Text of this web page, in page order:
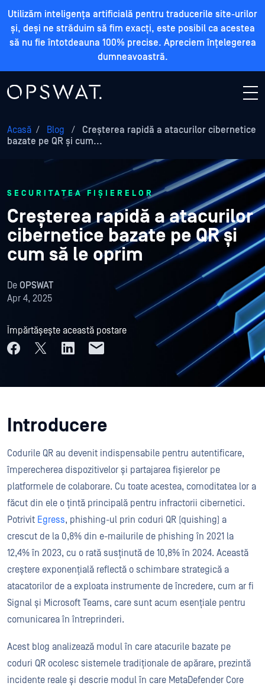
Utilizăm inteligența artificială pentru traducerile site-urilor
și, deși ne străduim să fim exacți, este posibil ca acestea
să nu fie întotdeauna 100% precise. Apreciem înțelegerea
dumneavoastră.
Acasă / Blog /
Creșterea rapidă a atacurilor cibernetice
bazate pe QR și cum...
SECURITATEA FIȘIERELOR
Creșterea rapidă a atacurilor
cibernetice bazate pe QR și
cum să le oprim
De OPSWAT
Apr 4, 2025
Împărtășește această postare
Introducere
Codurile QR au devenit indispensabile pentru autentificare,
împerecherea dispozitivelor și partajarea fișierelor pe
platformele de colaborare. Cu toate acestea, comoditatea lor a
făcut din ele o țintă principală pentru infractorii cibernetici.
Potrivit Egress, phishing-ul prin coduri QR (quishing) a
crescut de la 0,8% din e-mailurile de phishing în 2021 la
12,4% în 2023, cu o rată susținută de 10,8% în 2024. Această
creștere exponențială reflectă o schimbare strategică a
atacatorilor de a exploata instrumente de încredere, cum ar fi
Signal și Microsoft Teams, care sunt acum esențiale pentru
comunicarea în întreprinderi.
Acest blog analizează modul în care atacurile bazate pe
coduri QR ocolesc sistemele tradiționale de apărare, prezintă
incidente reale și descrie modul în care MetaDefender Core